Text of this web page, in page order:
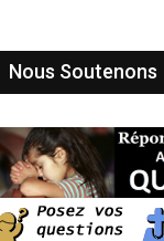
Nous Soutenons